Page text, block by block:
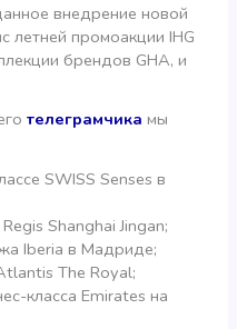
внедрение новой
летней промоакции IHG
брендов GHA, и
телеграмчика мы
SWISS Senses в
Shanghai Jingan;
Iberia в Мадриде;
The Royal;
класса Emirates на